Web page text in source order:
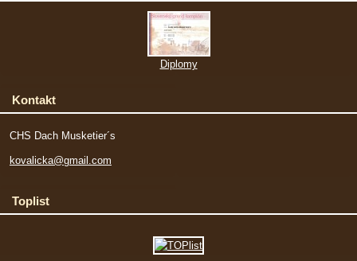
Diplomy
Kontakt
CHS Dach Musketier´s
kovalicka@gmail.com
Toplist